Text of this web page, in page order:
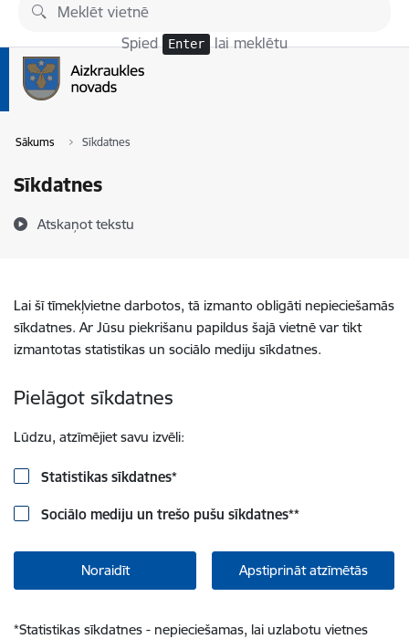
Pāriet uz lapas saturu
Spied Enter lai meklētu
Sākums Sīkdatnes
Sīkdatnes
Atskaņot tekstu
Lai šī tīmekļvietne darbotos, tā izmanto obligāti nepieciešamās
sīkdatnes. Ar Jūsu piekrišanu papildus šajā vietnē var tikt
izmantotas statistikas un sociālo mediju sīkdatnes.
Pielāgot sīkdatnes
Lūdzu, atzīmējiet savu izvēli:
Statistikas sīkdatnes*
Sociālo mediju un trešo pušu sīkdatnes**
Noraidīt Apstiprināt atzīmētās
*Statistikas sīkdatnes - nepieciešamas, lai uzlabotu vietnes